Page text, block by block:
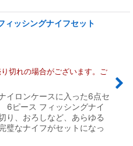
ッシングナイフセット
切れの場合がございます。ご
イロンケースに入った6点セ
6ピース フィッシングナイ
り、おろしなど、あらゆる
璧なナイフがセットになっ